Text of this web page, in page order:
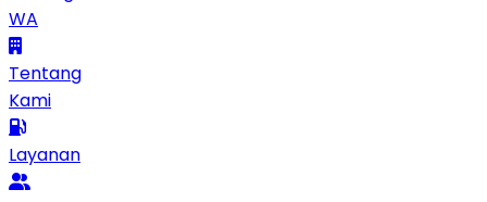
WA
Tentang
Kami
Layanan